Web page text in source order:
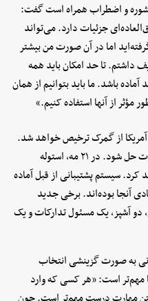
دلشوره و اضطراب همراه است گفت:
جزئیات دارد. می‌تواند
اما در آن صورت من بیشتر
داشتم. تا حد امکان باید همه‌
باشد. ما باید بتوانیم از همان
مؤثر از آنها استفاده کنیم.»
از گمرک ترخیص خواهد شد.
یک پازل عظیم که باید تا کوچک‌ترین جزئیات حل شود. در ۲۱ مه، استوله
سیستم پشتیبانی از قبل آماده
آنجا بوده‌اند. برخی جدید
دو آشپز، یک مسئول تدارکات و یک
به‌ صورت گزینشی انتخاب
مهم‌تر است: «هر کسی که وارد